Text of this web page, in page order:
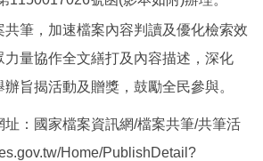
筆，加速檔案內容判讀及優化檢索效
力量協作全文繕打及內容描述，深化
旨揭活動及贈獎，鼓勵全民參與。
址：國家檔案資訊網/檔案共筆/共筆活
Home/PublishDetail?